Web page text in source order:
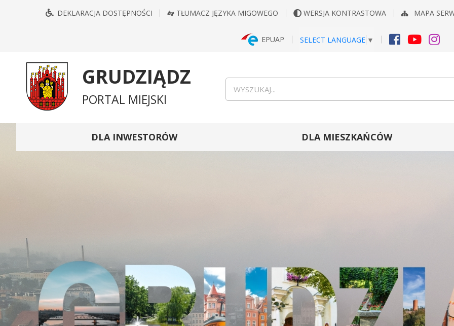
DEKLARACJA DOSTĘPNOŚCI TŁUMACZ JĘZYKA MIGOWEGO WERSJA KONTRASTOWA MAPA
EPUAP SELECT LANGUAGE ▼
FACEBOOK
GRUDZIĄDZ
PORTAL MIEJSKI
DLA INWESTORÓW DLA MIESZKAŃCÓW